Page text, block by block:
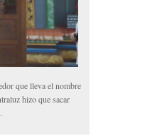
que lleva el nombre
hizo que sacar